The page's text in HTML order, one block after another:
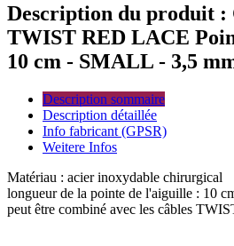
Description du produit :
TWIST RED LACE
10 cm - SMALL - 3,5
Description sommaire
Description détaillée
Info fabricant (GPSR)
Weitere Infos
Matériau : acier inoxydable chirurgical
longueur de la pointe de l'aiguille : 10
peut être combiné avec les câbles